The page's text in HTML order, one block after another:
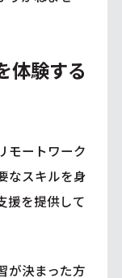
体験する
モートワーク
なスキルを身
援を提供して
が決まった方